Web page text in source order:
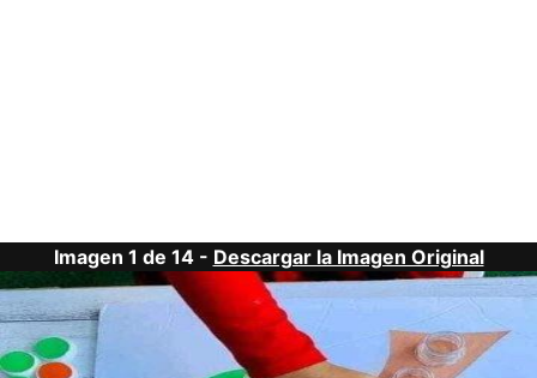
Imagen 1 de 14 - Descargar la Imagen Original